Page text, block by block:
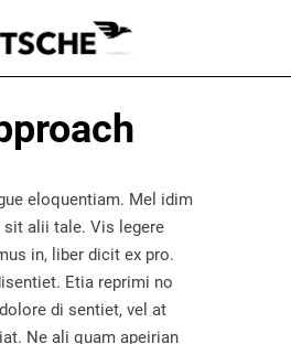
eloquentiam. Mel idim
sit alii tale. Vis legere
in, liber dicit ex pro.
Etia reprimi no
di sentiet, vel at
Ne ali quam apeirian